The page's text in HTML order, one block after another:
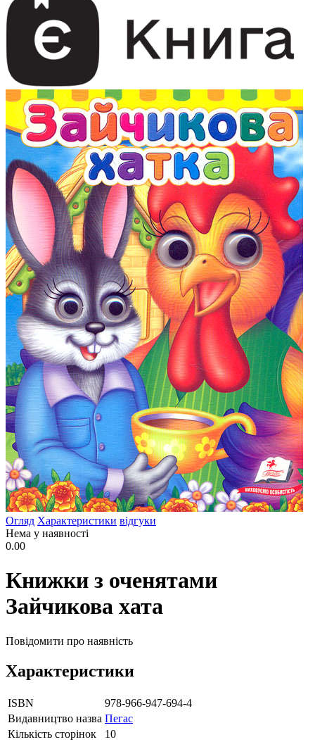
Огляд Характеристики відгуки
Нема у наявності
0.00
Книжки з оченятами
Зайчикова хата
Повідомити про наявність
Характеристики
ISBN
978-966-947-694-4
Видавництво назва Пегас
Кількість сторінок
10